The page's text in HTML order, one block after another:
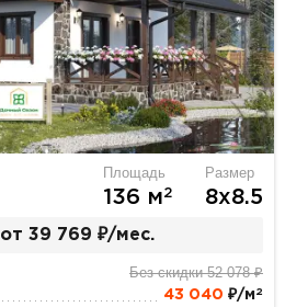
Площадь
136 м2
Размер
8х8.5
от 39 769 ₽/мес.
Без скидки 52 078 ₽
43 040 ₽/м 2